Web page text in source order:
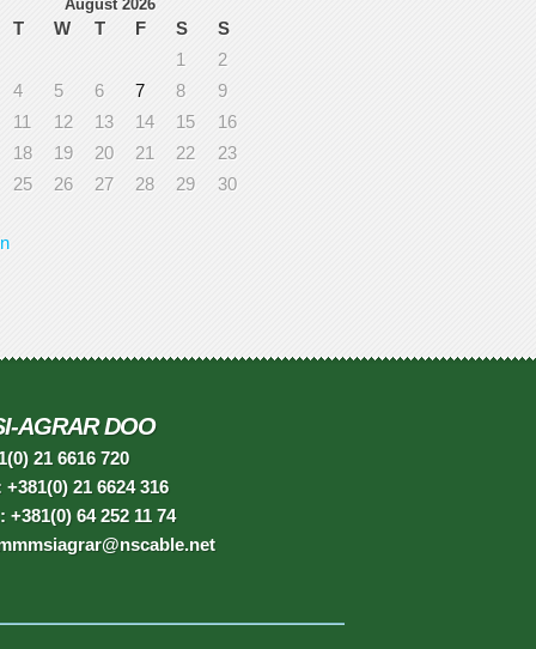
August 2026
T W T F S
S
1
2
4
5 6 7 8
9
11
12 13 14 15
16
18
19 20 21 22
23
25
26 27 28 29 30
AGRAR DOO
21 6616 720
+381(0) 21 6624 316
+381(0) 64 252 11 74